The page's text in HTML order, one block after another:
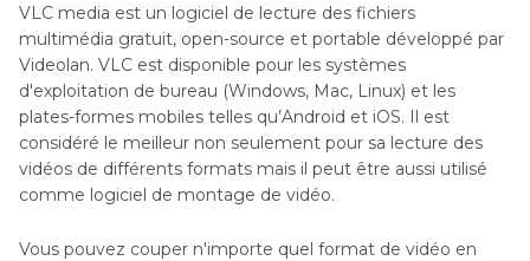
Conclusion :
VLC media est un logiciel de lecture des fichiers
multimédia gratuit, open-source et portable développé par
Videolan. VLC est disponible pour les systèmes
d'exploitation de bureau (Windows, Mac, Linux) et les
plates-formes mobiles telles qu’Android et iOS. Il est
considéré le meilleur non seulement pour sa lecture des
vidéos de différents formats mais il peut être aussi utilisé
comme logiciel de montage de vidéo.
Vous pouvez couper n'importe quel format de vidéo en